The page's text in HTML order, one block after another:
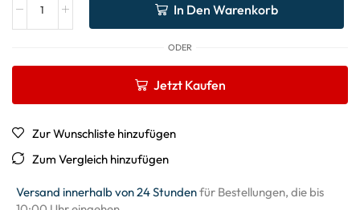
In Den Warenkorb
ODER
Jetzt Kaufen
Zur Wunschliste hinzufügen
Zum Vergleich hinzufügen
Versand innerhalb von 24 Stundenfür Bestellungen, die bis